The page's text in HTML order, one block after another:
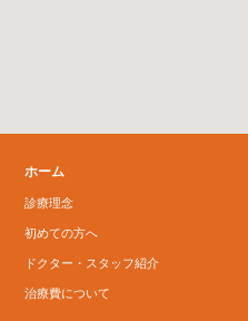
ホーム
診療理念
初めての方へ
ドクター・スタッフ紹介
治療費について